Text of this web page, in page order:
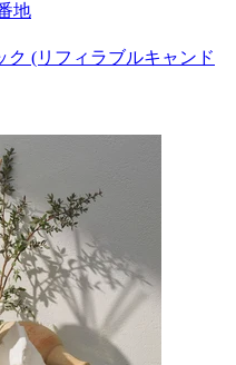
地
ク (リフィラブルキャンド